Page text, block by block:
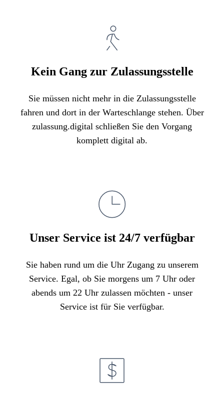
Kein Gang zur Zulassungsstelle
Sie müssen nicht mehr in die Zulassungsstelle
fahren und dort in der Warteschlange stehen. Über
zulassung.digital schließen Sie den Vorgang
komplett digital ab.
Unser Service ist 24/7 verfügbar
Sie haben rund um die Uhr Zugang zu unserem
Service. Egal, ob Sie morgens um 7 Uhr oder
abends um 22 Uhr zulassen möchten - unser
Service ist für Sie verfügbar.